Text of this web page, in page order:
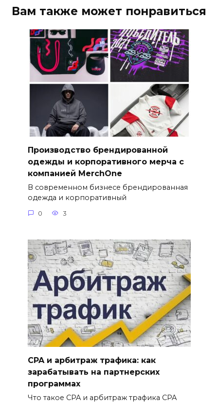
Вам также может понравиться
Производство брендированной
одежды и корпоративного мерча с
компанией MerchOne
В современном бизнесе брендированная
одежда и корпоративный
0 3
CPA и арбитраж трафика: как
зарабатывать на партнерских
программах
Что такое CPA и арбитраж трафика CPA